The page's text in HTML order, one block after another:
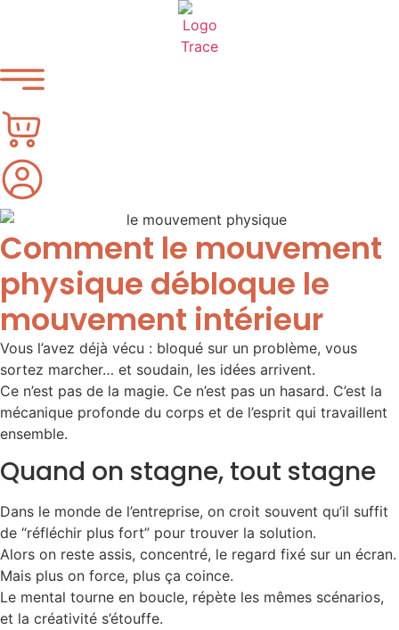
Comment le mouvement
physique débloque le
mouvement intérieur
Vous l’avez déjà vécu : bloqué sur un problème, vous
sortez marcher… et soudain, les idées arrivent.
Ce n’est pas de la magie. Ce n’est pas un hasard. C’est la
mécanique profonde du corps et de l’esprit qui travaillent
ensemble.
Quand on stagne, tout stagne
Dans le monde de l’entreprise, on croit souvent qu’il suffit
de “réfléchir plus fort” pour trouver la solution.
Alors on reste assis, concentré, le regard fixé sur un écran.
Mais plus on force, plus ça coince.
Le mental tourne en boucle, répète les mêmes scénarios,
et la créativité s’étouffe.